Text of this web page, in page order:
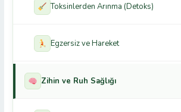
Toksinlerden Arınma (Detoks)
Egzersiz ve Hareket
Zihin ve Ruh Sağlığı